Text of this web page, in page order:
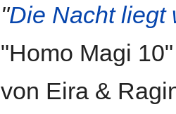
"Die Nacht liegt
"Homo Magi
von Eira &